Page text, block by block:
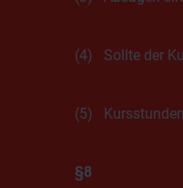
(4) Sollte der
(5)
§8